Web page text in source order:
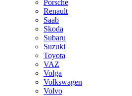
Porsche
Renault
Saab
Skoda
Subaru
Suzuki
Toyota
VAZ
Volga
Volkswagen
Volvo